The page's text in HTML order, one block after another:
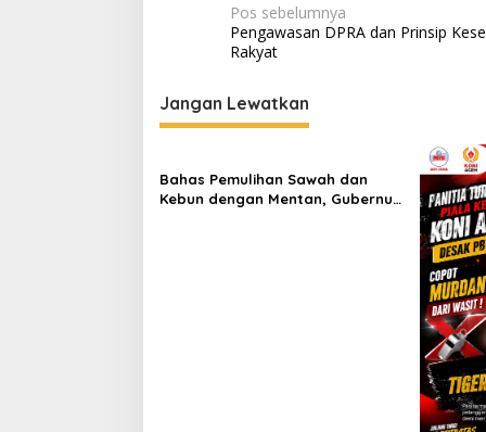
.
N
a
i
g
a
s
Pos sebelumnya
Pengawasan DPRA dan Prinsip
Rakyat
Jangan Lewatkan
Bahas Pemulihan Sawah dan
Kebun dengan Mentan, Gubernur